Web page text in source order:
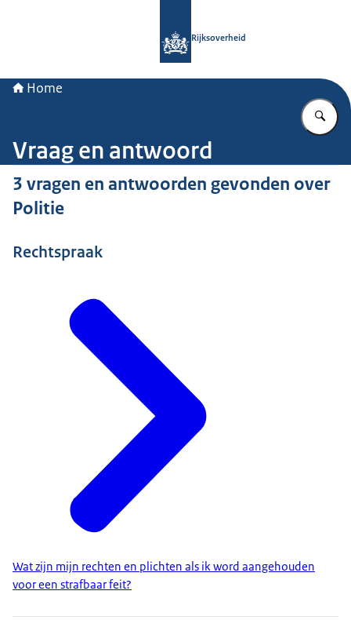
Rijksoverheid
Home
Vraag en antwoord
3 vragen en antwoorden gevonden over
Politie
Rechtspraak
Wat zijn mijn rechten en plichten als ik word aangehouden
voor een strafbaar feit?